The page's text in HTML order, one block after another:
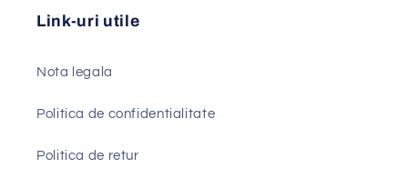
Link-uri utile
Nota legala
Politica de confidentialitate
Politica de retur